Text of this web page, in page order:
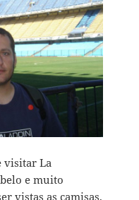
visitar La
e muito
vistas as camisas,